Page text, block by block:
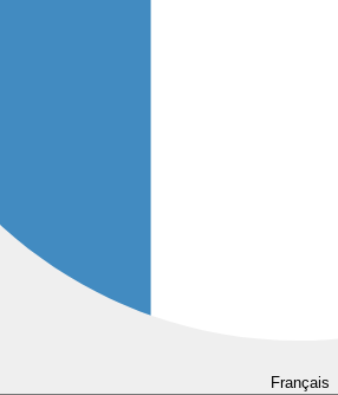
Français